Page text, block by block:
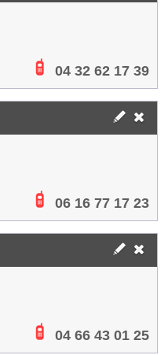
04 32 62 17 39
06 16 77 17 23
04 66 43 01 25